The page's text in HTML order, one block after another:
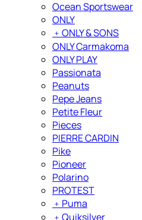
Ocean Sportswear
ONLY
﹢ ONLY & SONS
ONLY Carmakoma
ONLY PLAY
Passionata
Peanuts
Pepe Jeans
Petite Fleur
Pieces
PIERRE CARDIN
Pike
Pioneer
Polarino
PROTEST
﹢ Puma
﹢ Quiksilver